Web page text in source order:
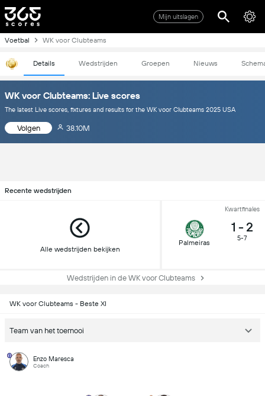
Mijn uitslagen
Voetbal WK voor Clubteams
Details Wedstrijden Groepen Nieuws
WK voor Clubteams: Live scores
The latest Live scores, fixtures and results for the WK voor Clubteams 2025 USA
Volgen 38.10M
Recente wedstrijden
Alle wedstrijden bekijken
Kwartfinales
Palmeiras
1 - 2
5-7
Wedstrijden in de WK voor Clubteams
WK voor Clubteams - Beste XI
Team van het toernooi
Enzo Maresca
Coach